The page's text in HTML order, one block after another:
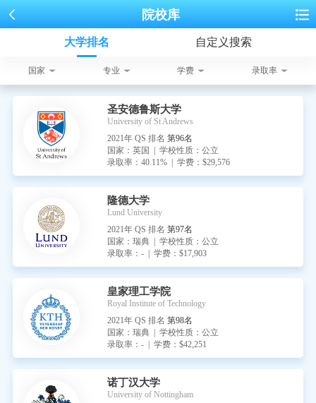
院校库
大学排名 自定义搜索
国家 专业 学费 录取率
圣安德鲁斯大学
University of St Andrews
2021年 QS 排名 第96名
国家：英国 | 学校性质：公立
录取率：40.11% | 学费：$29,576
隆德大学
Lund University
2021年 QS 排名 第97名
国家：瑞典 | 学校性质：公立
录取率：- | 学费：$17,903
皇家理工学院
Royal Institute of Technology
2021年 QS 排名 第98名
国家：瑞典 | 学校性质：公立
录取率：- | 学费：$42,251
诺丁汉大学
University of Nottingham